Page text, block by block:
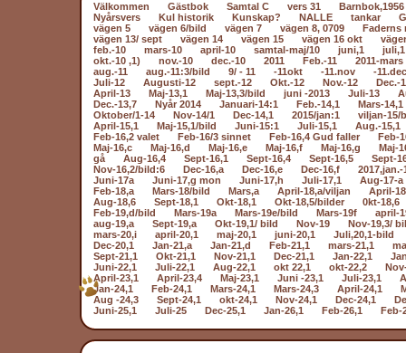
Välkommen Gästbok Samtal C vers 31
Barnbok,1956
Nyårsvers
Kul historik Kunskap? NALLE tankar
vägen 5
vägen 6/bild vägen 7 vägen 8, 0709
Faderns
vägen 13/ sept
vägen 14 vägen 15 vägen 16 okt
feb.-10
mars-10 april-10 samtal-maj/10 juni,1
juli,1
okt.-10 ,1)
nov.-10 dec.-10 2011 Feb.-11
2011-mars
aug.-11
aug.-11:3/bild 9/ - 11 -11okt -11.nov
-
Juli-12
Augusti-12 sept.-12 Okt.-12 Nov.-12
Dec.-
April-13
Maj-13,1 Maj-13,3/bild juni -2013 Juli-13
Dec.-13,7
Nyår 2014 Januari-14:1 Feb.-14,1
Mars-14,1
Oktober/1-14
Nov-14/1 Dec-14,1 2015/jan:1
viljan-15/
April-15,1
Maj-15,1/bild Juni-15:1 Juli-15,1
Aug.-15,1
Feb-16,2 valet
Feb-16/3 sinnet Feb-16,4 Gud faller
Feb-
Maj-16,c
Maj-16,d Maj-16,e Maj-16,f Maj-16,g
Maj-
gå
Aug-16,4 Sept-16,1 Sept-16,4 Sept-16,5
Sept-
Nov-16,2/bild:6
Dec-16,a Dec-16,e Dec-16,f
2017,jan.-
Juni-17a
Juni-17,g mon Juni-17,h Juli-17,1
Aug-17-a
Feb-18,a
Mars-18/bild Mars,a April-18,a/viljan
April-
Aug-18,6
Sept-18,1 Okt-18,1 Okt-18,5/bilder
0kt-18,6
Feb-19,d/bild
Mars-19a Mars-19e/bild Mars-19f
april-
aug-19,a
Sept-19,a Okt-19,1/ bild Nov-19
Nov-19,3/
mars-20,i
april-20,1 maj-20,1 juni-20,1
Juli,20,1-bild
Dec-20,1
Jan-21,a Jan-21,d Feb-21,1 mars-21,1
Sept-21,1
Okt-21,1 Nov-21,1 Dec-21,1 Jan-22,1
Juni-22,1
Juli-22,1 Aug-22,1 okt 22,1 okt-22,2
April-23,1
April-23,4 Maj-23,1 Juni -23,1 Juli-23,1
Jan-24,1
Feb-24,1 Mars-24,1 Mars-24,3 April-24,1
Aug -24,3
Sept-24,1 okt-24,1 Nov-24,1 Dec-24,1
Juni-25,1
Juli-25 Dec-25,1 Jan-26,1 Feb-26,1 Feb-